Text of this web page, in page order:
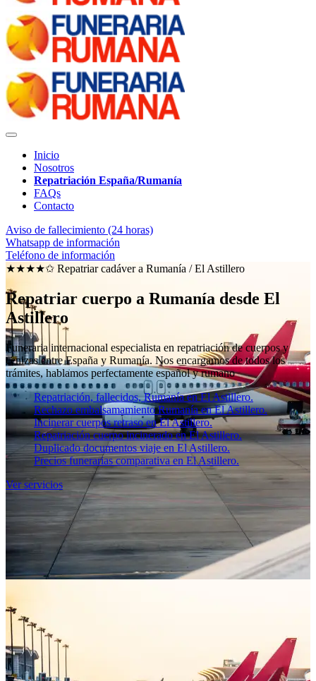
Inicio
Nosotros
Repatriación España/Rumanía
FAQs
Contacto
Aviso de fallecimiento (24 horas)
Whatsapp de información
Teléfono de información
★★★★✩ Repatriar cadáver a Rumanía /El Astillero
Repatriar cuerpo a Rumanía desde El
Astillero
Funeraria internacional especialista en repatriación de cuerpos y
cenizas entre España y Rumanía. Nos encargamos de todos los
trámites, hablamos perfectamente español y rumano
Repatriación, fallecidos, Rumanía en El Astillero.
Rechazo embalsamamiento Rumanía en El Astillero.
Incinerar cuerpos retraso en El Astillero.
Repatriación cuerpo incinerado en El Astillero.
Duplicado documentos viaje en El Astillero.
Precios funerarias comparativa en El Astillero.
Ver servicios